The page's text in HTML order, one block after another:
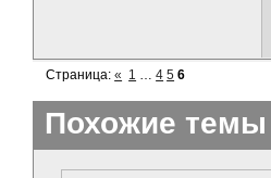
Страница:« 1 4 5 6
Похожие темы